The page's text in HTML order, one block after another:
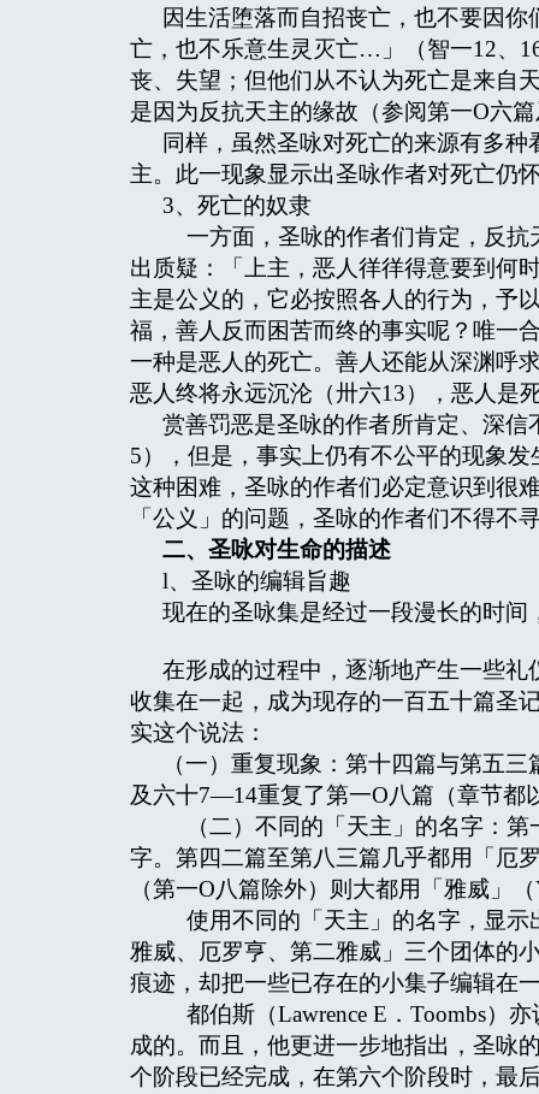
因生活堕落而自招丧亡，也不要因
亡，也不乐意生灵灭亡…」（智一12、
丧、失望；但他们从不认为死亡是来自
是因为反抗天主的缘故（参阅第一O六
同样，虽然圣咏对死亡的来源有多
主。此一现象显示出圣咏作者对死亡仍
3、死亡的奴隶
一方面，圣咏的作者们肯定，反抗
出质疑：「上主，恶人徉徉得意要到何
主是公义的，它必按照各人的行为，予
福，善人反而困苦而终的事实呢？唯一
一种是恶人的死亡。善人还能从深渊呼
恶人终将永远沉沦（卅六13），恶人是
赏善罚恶是圣咏的作者所肯定、深
5），但是，事实上仍有不公平的现象
这种困难，圣咏的作者们必定意识到很
「公义」的问题，圣咏的作者们不得不
二、圣咏对生命的描述
l、圣咏的编辑旨趣
现在的圣咏集是经过一段漫长的时间
在形成的过程中，逐渐地产生一些
收集在一起，成为现存的一百五十篇圣
实这个说法：
（一）重复现象：第十四篇与第五
及六十7—14重复了第一O八篇（章节都
（二）不同的「天主」的名字：第
字。第四二篇至第八三篇几乎都用「厄
（第一O八篇除外）则大都用「雅威」
使用不同的「天主」的名字，显示
雅威、厄罗亨、第二雅威」三个团体的
痕迹，却把一些已存在的小集子编辑在
都伯斯（Lawrence E．Toombs）
成的。而且，他更进一步地指出，圣咏
个阶段已经完成，在第六个阶段时，最